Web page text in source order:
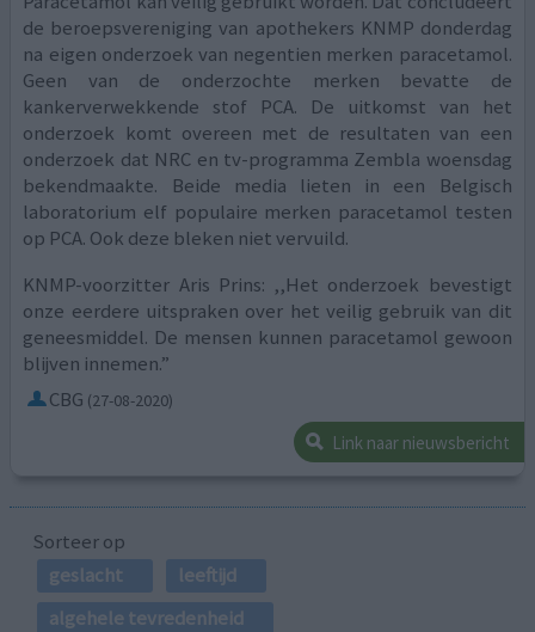
de beroepsvereniging van apothekers KNMP donderdag
na eigen onderzoek van negentien merken paracetamol.
Geen van de onderzochte merken bevatte de
kankerverwekkende stof PCA. De uitkomst van het
onderzoek komt overeen met de resultaten van een
onderzoek dat NRC en tv-programma Zembla woensdag
bekendmaakte. Beide media lieten in een Belgisch
laboratorium elf populaire merken paracetamol testen
op PCA. Ook deze bleken niet vervuild.
KNMP-voorzitter Aris Prins: ,,Het onderzoek bevestigt
onze eerdere uitspraken over het veilig gebruik van dit
geneesmiddel. De mensen kunnen paracetamol gewoon
blijven innemen.”
CBG (27-08-2020)
Link naar nieuwsbericht
Sorteer op
geslacht
leeftijd
algehele tevredenheid